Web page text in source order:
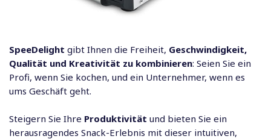
SpeeDelight gibt Ihnen die Freiheit, Geschwindigkeit,
Qualität und Kreativität zu kombinieren: Seien Sie ein
Profi, wenn Sie kochen, und ein Unternehmer, wenn es
ums Geschäft geht.
Steigern Sie Ihre Produktivität und bieten Sie ein
herausragendes Snack-Erlebnis mit dieser intuitiven,